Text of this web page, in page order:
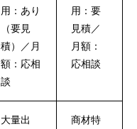
用：あり
（要見
積）／月
額：応相
談
用：要
見積／
月額：
応相談
大量出
商材特